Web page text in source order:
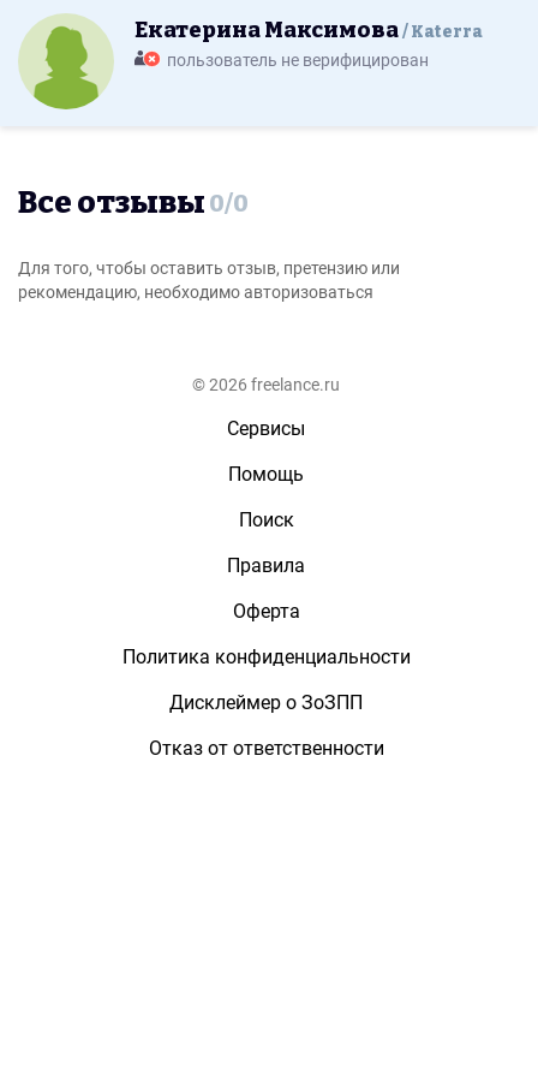
Екатерина Максимова Katerra
пользователь не верифицирован
Все отзывы 0/0
Для того, чтобы оставить отзыв, претензию или
рекомендацию, необходимо авторизоваться
© 2026 freelance.ru
Сервисы
Помощь
Поиск
Правила
Оферта
Политика конфиденциальности
Дисклеймер о ЗоЗПП
Отказ от ответственности